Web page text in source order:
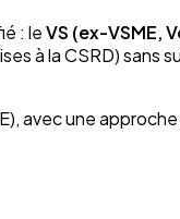
: leVS (ex-VSME,
à la CSRD) sans
avec une